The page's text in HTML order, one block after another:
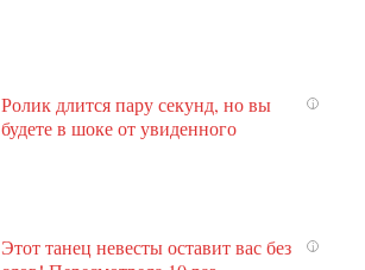
i
Ролик длится пару секунд, но вы
будете в шоке от увиденного
i
Этот танец невесты оставит вас без